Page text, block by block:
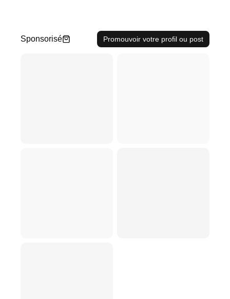
Sponsorisé Promouvoir votre profil ou post